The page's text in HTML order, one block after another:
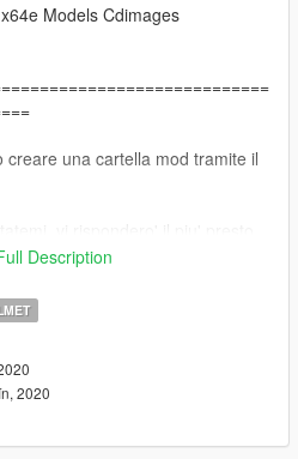
Models Cdimages
una cartella mod tramite il
player/public-security-
police
Description
2020